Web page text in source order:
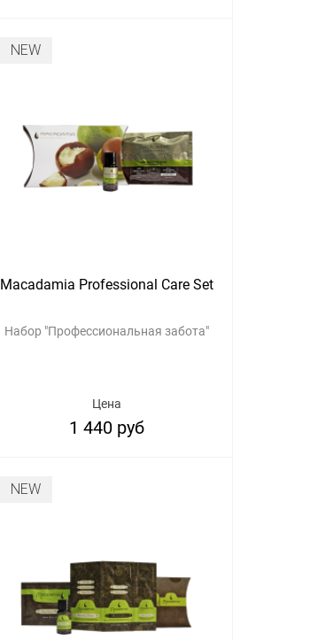
NEW
Macadamia Professional Care Set
Набор "Профессиональная забота"
Цена
1 440 руб
NEW